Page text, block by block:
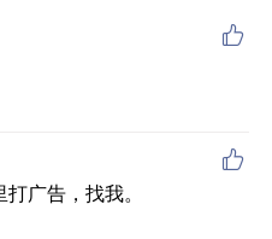


广告，找我。